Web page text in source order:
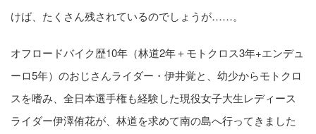
けば、たくさん残されているのでしょうが……。
オフロードバイク歴10年（林道2年＋モトクロス3年+エンデュ
ーロ5年）のおじさんライダー・伊井覚と、幼少からモトクロ
スを嗜み、全日本選手権も経験した現役女子大生レディース
ライダー伊澤侑花が、林道を求めて南の島へ行ってきました